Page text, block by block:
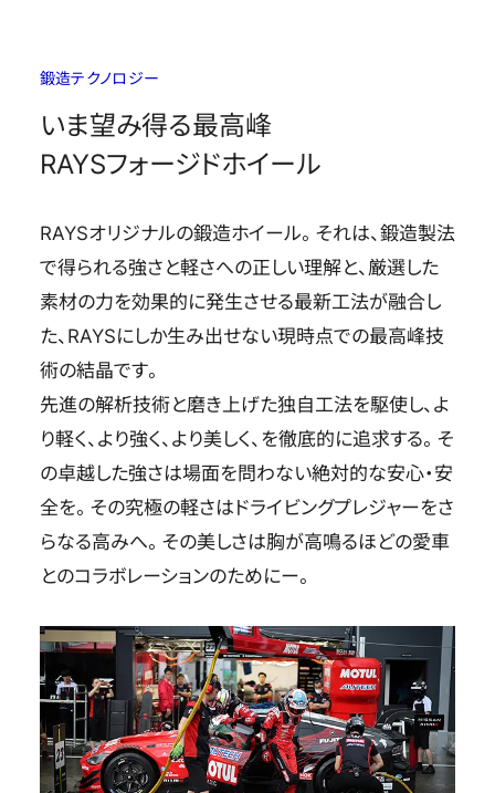
鍛造テクノロジー
いま望み得る最高峰
RAYSフォージドホイール
RAYSオリジナルの鍛造ホイール。それは、鍛造製法
で得られる強さと軽さへの正しい理解と、厳選した
素材の力を効果的に発生させる最新工法が融合し
た、RAYSにしか生み出せない現時点での最高峰技
術の結晶です。
先進の解析技術と磨き上げた独自工法を駆使し、よ
り軽く、より強く、より美しく、を徹底的に追求する。そ
の卓越した強さは場面を問わない絶対的な安心・安
全を。その究極の軽さはドライビングプレジャーをさ
らなる高みへ。その美しさは胸が高鳴るほどの愛車
とのコラボレーションのためにー。